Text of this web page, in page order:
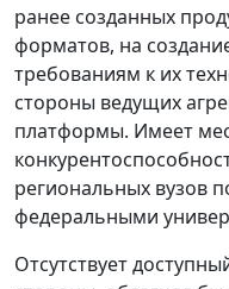
ранее созданных
форматов, на
требованиям к их
стороны ведущих
платформы. Имеет
региональных вузов
федеральными
Отсутствует